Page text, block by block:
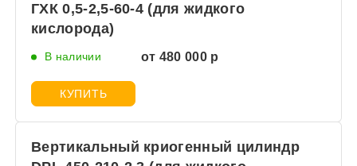
ГХК 0,5-2,5-60-4 (для жидкого
кислорода)
В наличии от 480 000 р
КУПИТЬ
Вертикальный криогенный цилиндр